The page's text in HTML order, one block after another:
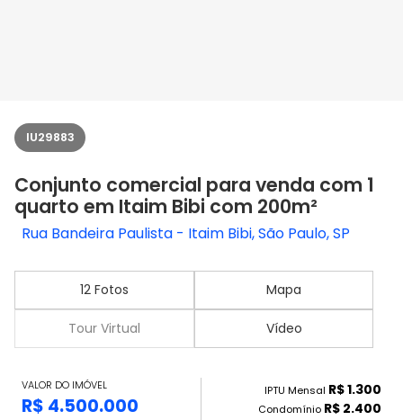
IU29883
Conjunto comercial para venda com 1
quarto em Itaim Bibi com 200m²
Rua Bandeira Paulista - Itaim Bibi, São Paulo, SP
12 Fotos Mapa
Tour Virtual Vídeo
VALOR DO IMÓVEL
R$ 4.500.000
IPTU Mensal R$ 1.300
Condomínio R$ 2.400